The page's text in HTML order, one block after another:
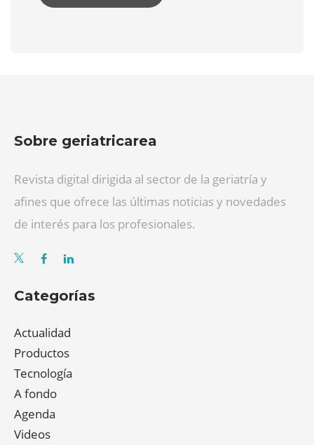
Sobre geriatricarea
Revista digital dirigida al sector de la geriatría y
afines que ofrece las últimas noticias y novedades
de interés para los profesionales.
Categorías
Actualidad
Productos
Tecnología
A fondo
Agenda
Videos